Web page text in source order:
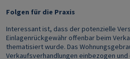
Folgen für die Praxis
Interessant ist, dass der potenzielle
Einlagenrückgewähr offenbar beim
thematisiert wurde. Das
Verkaufsverhandlungen einbezogen